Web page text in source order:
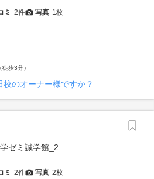
ミ 2件 写真 1枚
歩3分）
校のオーナー様ですか？
ミ 2件 写真 2枚